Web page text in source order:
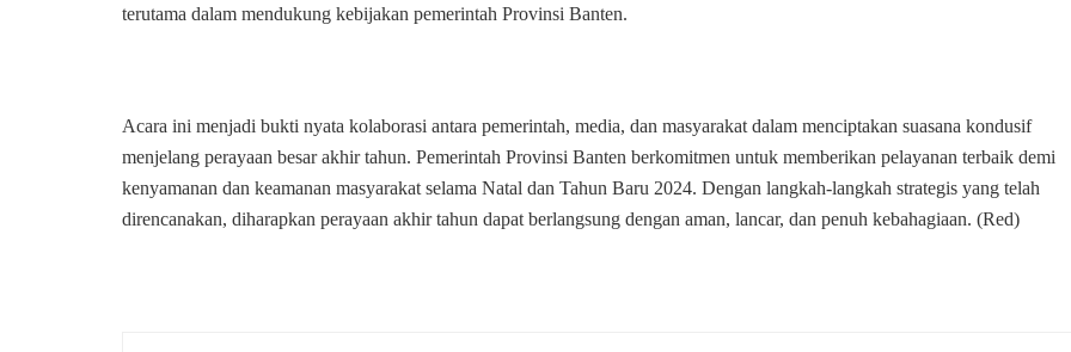
terutama dalam mendukung kebijakan pemerintah Provinsi Banten.
Acara ini menjadi bukti nyata kolaborasi antara pemerintah, media, dan masyarakat dalam menciptakan suasana kondusif
menjelang perayaan besar akhir tahun. Pemerintah Provinsi Banten berkomitmen untuk memberikan pelayanan terbaik demi
kenyamanan dan keamanan masyarakat selama Natal dan Tahun Baru 2024. Dengan langkah-langkah strategis yang telah
direncanakan, diharapkan perayaan akhir tahun dapat berlangsung dengan aman, lancar, dan penuh kebahagiaan. (Red)